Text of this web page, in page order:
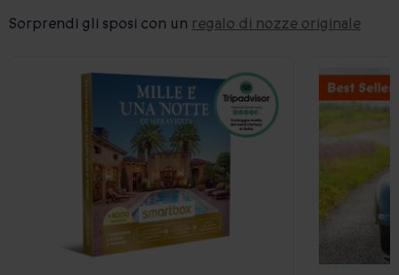
Sorprendi gli sposi con un regalo di nozze originale